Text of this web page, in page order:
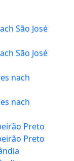
São José
São José
nach
nach
Preto
Preto